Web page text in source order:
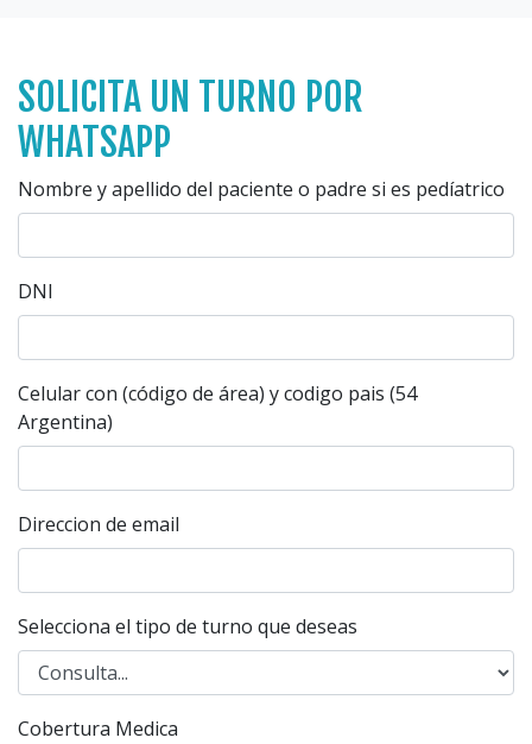
SOLICITA UN TURNO POR
WHATSAPP
Nombre y apellido del paciente o padre si es pedíatrico
DNI
Celular con (código de área) y codigo pais (54
Argentina)
Direccion de email
Selecciona el tipo de turno que deseas
Cobertura Medica